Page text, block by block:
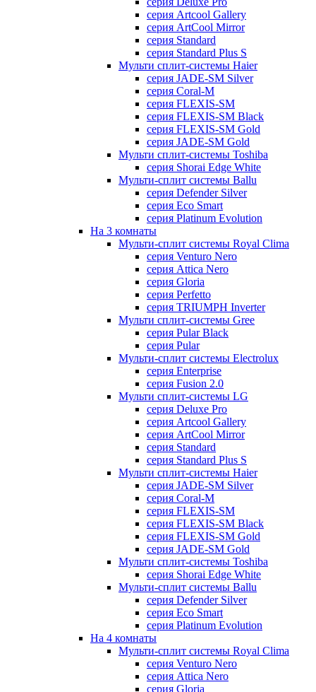
серия Artcool Gallery
серия ArtCool Mirror
серия Standard
серия Standard Plus S
Мульти сплит-системы Haier
серия JADE-SM Silver
серия Coral-M
серия FLEXIS-SM
серия FLEXIS-SM Black
серия FLEXIS-SM Gold
серия JADE-SM Gold
Мульти сплит-системы Toshiba
серия Shorai Edge White
Мульти-сплит системы Ballu
серия Defender Silver
серия Eco Smart
серия Platinum Evolution
На 3 комнаты
Мульти-сплит системы Royal Clima
серия Venturo Nero
серия Attica Nero
серия Gloria
серия Perfetto
серия TRIUMPH Inverter
Мульти сплит-системы Gree
серия Pular Black
серия Pular
Мульти-сплит системы Electrolux
серия Enterprise
серия Fusion 2.0
Мульти сплит-системы LG
серия Deluxe Pro
серия Artcool Gallery
серия ArtCool Mirror
серия Standard
серия Standard Plus S
Мульти сплит-системы Haier
серия JADE-SM Silver
серия Coral-M
серия FLEXIS-SM
серия FLEXIS-SM Black
серия FLEXIS-SM Gold
серия JADE-SM Gold
Мульти сплит-системы Toshiba
серия Shorai Edge White
Мульти-сплит системы Ballu
серия Defender Silver
серия Eco Smart
серия Platinum Evolution
На 4 комнаты
Мульти-сплит системы Royal Clima
серия Venturo Nero
серия Attica Nero
серия Gloria